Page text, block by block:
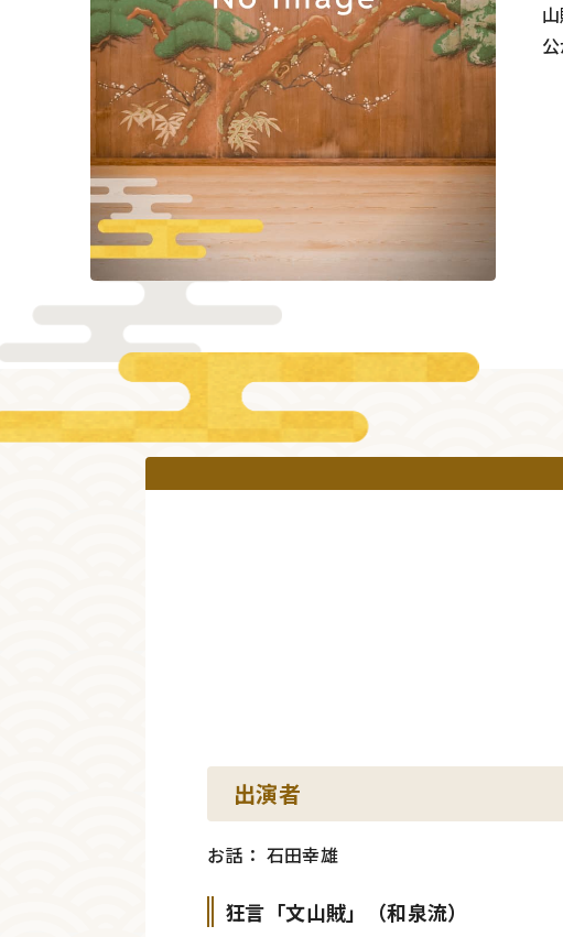
出演者
お話： 石田幸雄
狂言「文山賊」（和泉流）